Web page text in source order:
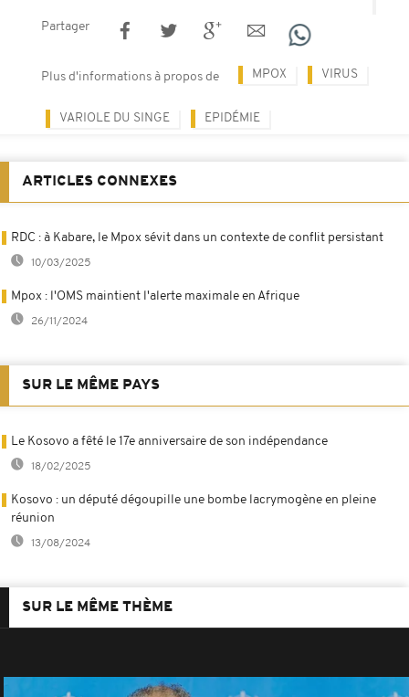
Partager
Plus d'informations à propos de MPOX VIRUS
VARIOLE DU SINGE EPIDÉMIE
ARTICLES CONNEXES
RDC : à Kabare, le Mpox sévit dans un contexte de conflit persistant
10/03/2025
Mpox : l'OMS maintient l'alerte maximale en Afrique
26/11/2024
SUR LE MÊME PAYS
Le Kosovo a fêté le 17e anniversaire de son indépendance
18/02/2025
Kosovo : un député dégoupille une bombe lacrymogène en pleine
réunion
13/08/2024
SUR LE MÊME THÈME